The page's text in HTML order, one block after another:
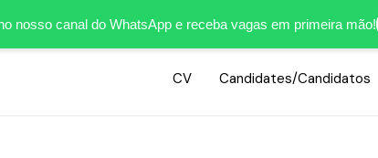
nosso canal do WhatsApp e receba vagas em primeira mão!
CV Candidates/Candidatos